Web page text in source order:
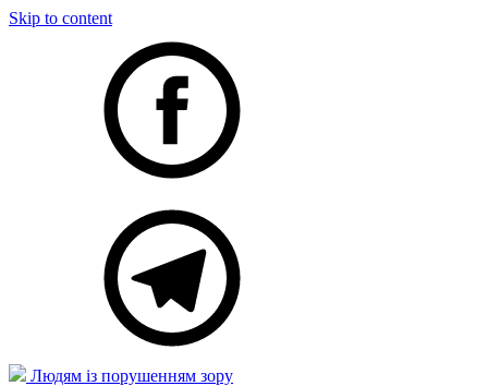
Skip to content
Людям із порушенням зору